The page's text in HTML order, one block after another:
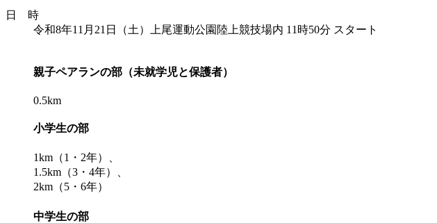
日 時
令和8年11月21日（土）上尾運動公園陸上競技場内 11時50分 スタート
親子ペアランの部（未就学児と保護者）
0.5km
小学生の部
1km（1・2年）、
1.5km（3・4年）、
2km（5・6年）
中学生の部